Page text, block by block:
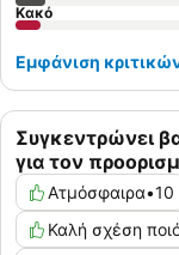
Συγκεντρώνει
για τον
Ατμόσφαιρα•10
Καλή σχέση
Κακό
Εμφάνιση